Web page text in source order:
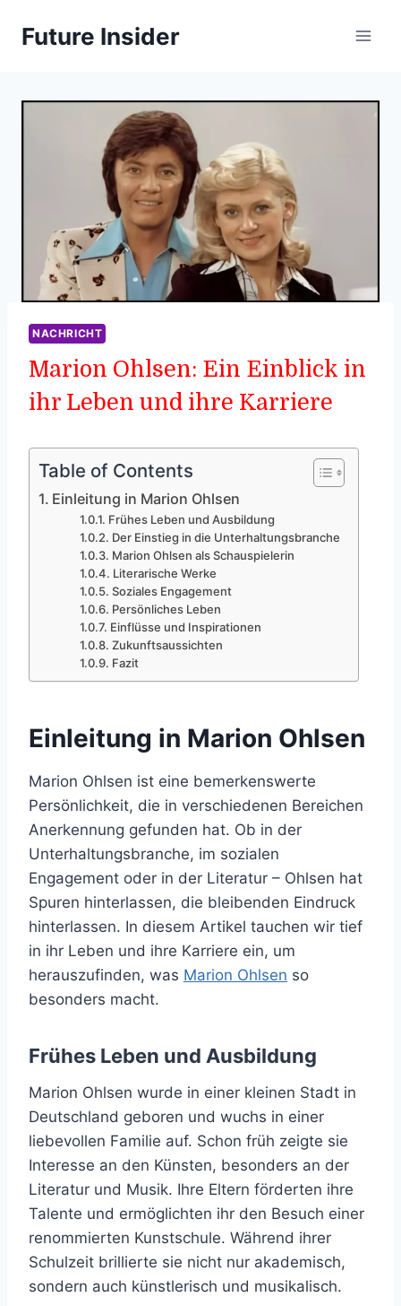
Future Insider
NACHRICHT
Marion Ohlsen: Ein Einblick in
ihr Leben und ihre Karriere
Table of Contents
Einleitung in Marion Ohlsen
Frühes Leben und Ausbildung
Der Einstieg in die Unterhaltungsbranche
Marion Ohlsen als Schauspielerin
Literarische Werke
Soziales Engagement
Persönliches Leben
Einflüsse und Inspirationen
Zukunftsaussichten
Fazit
Einleitung in Marion Ohlsen
Marion Ohlsen ist eine bemerkenswerte
Persönlichkeit, die in verschiedenen Bereichen
Anerkennung gefunden hat. Ob in der
Unterhaltungsbranche, im sozialen
Engagement oder in der Literatur – Ohlsen hat
Spuren hinterlassen, die bleibenden Eindruck
hinterlassen. In diesem Artikel tauchen wir tief
in ihr Leben und ihre Karriere ein, um
herauszufinden, was Marion Ohlsen so
besonders macht.
Frühes Leben und Ausbildung
Marion Ohlsen wurde in einer kleinen Stadt in
Deutschland geboren und wuchs in einer
liebevollen Familie auf. Schon früh zeigte sie
Interesse an den Künsten, besonders an der
Literatur und Musik. Ihre Eltern förderten ihre
Talente und ermöglichten ihr den Besuch einer
renommierten Kunstschule. Während ihrer
Schulzeit brillierte sie nicht nur akademisch,
sondern auch künstlerisch und musikalisch.